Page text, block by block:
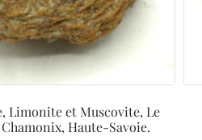
Limonite et Muscovite, Le
Chamonix, Haute-Savoie.